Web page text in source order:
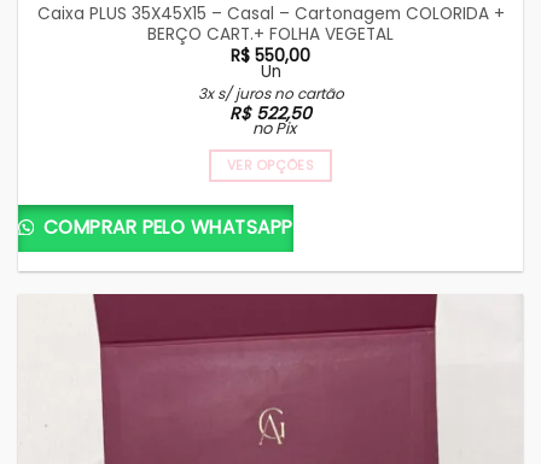
Caixa PLUS 35X45X15 – Casal – Cartonagem COLORIDA +
BERÇO CART.+ FOLHA VEGETAL
R$ 550,00
Un
3x s/ juros no cartão
R$522,50
no Pix
VER OPÇÕES
COMPRAR PELO WHATSAPP